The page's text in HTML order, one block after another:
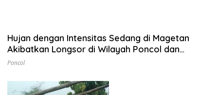
Hujan dengan Intensitas Sedang di Magetan
Akibatkan Longsor di Wilayah Poncol dan
Plaosan
Poncol